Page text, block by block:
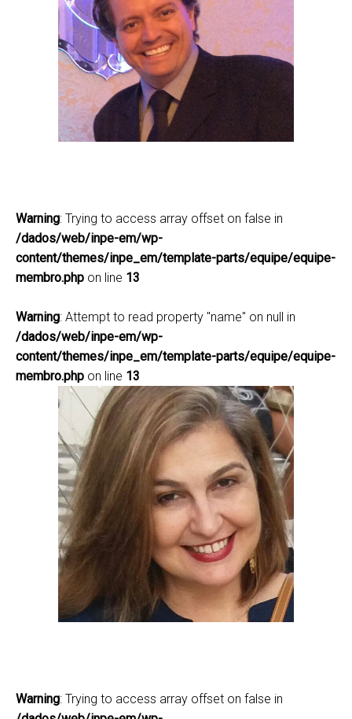
Marcos Barbosa Sanches
marcos.sanches@inpe.br
(12) 3208-7784
Warning: Trying to access array offset on false in
/dados/web/inpe-em/wp-
content/themes/inpe_em/template-parts/equipe/equipe-
membro.php on line 13
Warning: Attempt to read property "name" on null in
/dados/web/inpe-em/wp-
content/themes/inpe_em/template-parts/equipe/equipe-
membro.php on line 13
Ana Paula Dutra de Aguiar
ana.aguiar@inpe.br
(12) 3208-7903
Warning: Trying to access array offset on false in